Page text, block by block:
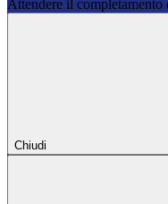
Attendere il completamento
Chiudi